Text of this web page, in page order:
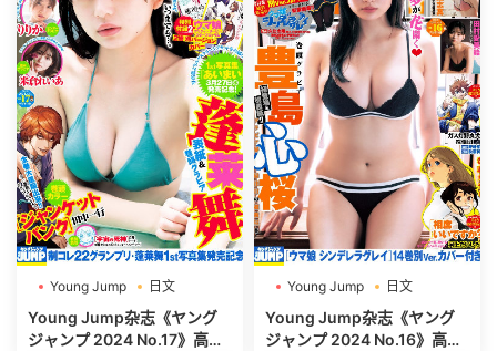
Young Jump
日文
週刊ヤングジャンプ
Young Jump杂志《ヤング
ジャンプ 2024 No.17》高清
Young Jump
日文
週刊ヤングジャンプ
Young Jump杂志《ヤング
ジャンプ 2024 No.16》高清